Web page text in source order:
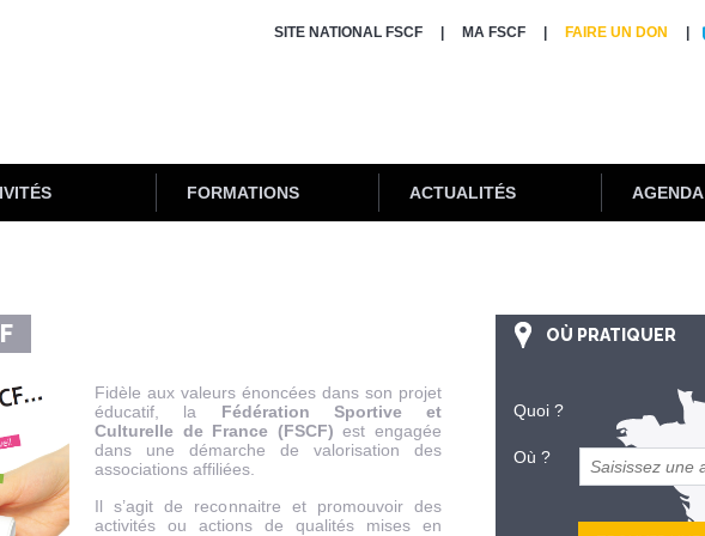
SITE NATIONAL FSCF MA FSCF FAIRE UN DON
FORMATIONS ACTUALITÉS AGENDA
Fidèle aux valeurs énoncées dans son projet
éducatif, la Fédération Sportive et
Culturelle de France (FSCF) est engagée
dans une démarche de valorisation des
associations affiliées.
Il s’agit de reconnaitre et promouvoir des
activités ou actions de qualités mises en
OÙ PRATIQUER
Quoi ?
Où ?
et